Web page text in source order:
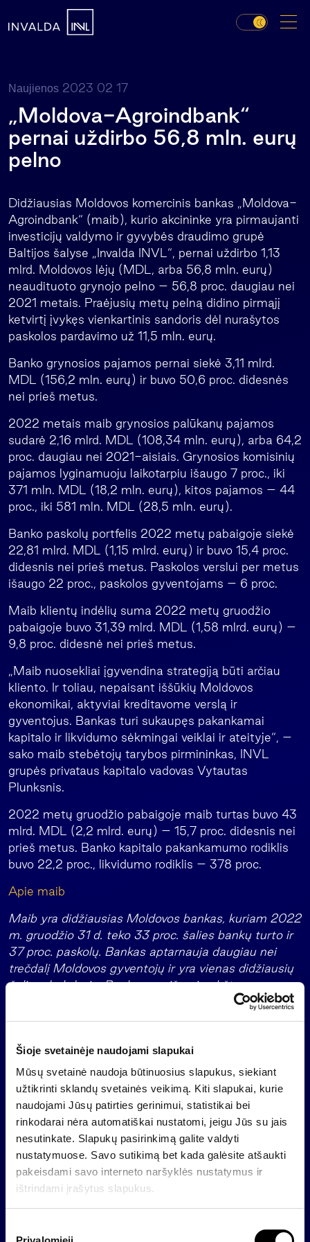
Šioje svetainėje naudojami slapukai
Mūsų svetainė naudoja būtinuosius slapukus, siekiant
užtikrinti sklandų svetainės veikimą. Kiti slapukai, kurie
naudojami Jūsų patirties gerinimui, statistikai bei
rinkodarai nėra automatiškai nustatomi, jeigu Jūs su jais
nesutinkate. Slapukų pasirinkimą galite valdyti
nustatymuose. Savo sutikimą bet kada galėsite atšaukti
pakeisdami savo interneto naršyklės nustatymus ir
ištrindami įrašytus slapukus.
Naujienos 2023 02 17
„Moldova-Agroindbank“
pernai uždirbo 56,8 mln. eurų
pelno
Didžiausias Moldovos komercinis bankas „Moldova-
Agroindbank“ (maib), kurio akcininke yra pirmaujanti
investicijų valdymo ir gyvybės draudimo grupė
Baltijos šalyse „Invalda INVL“, pernai uždirbo 1,13
mlrd. Moldovos lėjų (MDL, arba 56,8 mln. eurų)
neaudituoto grynojo pelno – 56,8 proc. daugiau nei
2021 metais. Praėjusių metų pelną didino pirmąjį
ketvirtį įvykęs vienkartinis sandoris dėl nurašytos
paskolos pardavimo už 11,5 mln. eurų.
Banko grynosios pajamos pernai siekė 3,11 mlrd.
MDL (156,2 mln. eurų) ir buvo 50,6 proc. didesnės
nei prieš metus.
2022 metais maib grynosios palūkanų pajamos
sudarė 2,16 mlrd. MDL (108,34 mln. eurų), arba 64,2
proc. daugiau nei 2021-aisiais. Grynosios komisinių
pajamos lyginamuoju laikotarpiu išaugo 7 proc., iki
371 mln. MDL (18,2 mln. eurų), kitos pajamos – 44
proc., iki 581 mln. MDL (28,5 mln. eurų).
Banko paskolų portfelis 2022 metų pabaigoje siekė
22,81 mlrd. MDL (1,15 mlrd. eurų) ir buvo 15,4 proc.
didesnis nei prieš metus. Paskolos verslui per metus
išaugo 22 proc., paskolos gyventojams – 6 proc.
Maib klientų indėlių suma 2022 metų gruodžio
pabaigoje buvo 31,39 mlrd. MDL (1,58 mlrd. eurų) –
9,8 proc. didesnė nei prieš metus.
„Maib nuosekliai įgyvendina strategiją būti arčiau
kliento. Ir toliau, nepaisant iššūkių Moldovos
ekonomikai, aktyviai kreditavome verslą ir
gyventojus. Bankas turi sukaupęs pakankamai
kapitalo ir likvidumo sėkmingai veiklai ir ateityje“, –
sako maib stebėtojų tarybos pirmininkas, INVL
grupės privataus kapitalo vadovas Vytautas
Plunksnis.
2022 metų gruodžio pabaigoje maib turtas buvo 43
mlrd. MDL (2,2 mlrd. eurų) – 15,7 proc. didesnis nei
prieš metus. Banko kapitalo pakankamumo rodiklis
buvo 22,2 proc., likvidumo rodiklis – 378 proc.
Apie maib
Maib yra didžiausias Moldovos bankas, kuriam 2022
m. gruodžio 31 d. teko 33 proc. šalies bankų turto ir
37 proc. paskolų. Bankas aptarnauja daugiau nei
trečdalį Moldovos gyventojų ir yra vienas didžiausių
šalies darbdavių. Bankas pasižymi aukštu
kapitalizacijos lygiu – 2022 m. gruodžio 31 d.
kapitalo pakankamumo rodiklis buvo 22,2 proc. Maib
produktų inovacijų.
Nuo 2018 m. didžiausias maib akcininkas yra
investuotojų konsorciumas, kurį sudaro Europos
rekonstrukcijos ir plėtros bankas, Baltijos šalyse
pirmaujanti investicijų valdymo ir gyvybės draudimo
grupė „Invalda INVL“ ir į besivystančią Europą
orientuota privataus kapitalo fondų valdytoja
„Horizon Capital“.
Apie INVL
INVL – tai Baltijos šalyse pirmaujanti investicijų